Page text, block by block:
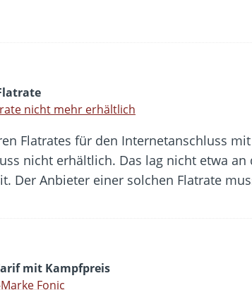
nicht mehr erhältlich
Flatrates für den Internetanschluss
nicht erhältlich. Das lag nicht etwa
Der Anbieter einer solchen Flatrate
mit Kampfpreis
Fonic